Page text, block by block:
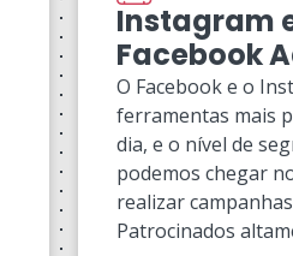
Instagram
Facebook
O Facebook e o
ferramentas mais
dia, e o nível de
podemos chegar
realizar
Patrocinados